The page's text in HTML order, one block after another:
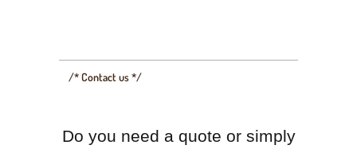
/* Contact us */
Do you need a quote or simply